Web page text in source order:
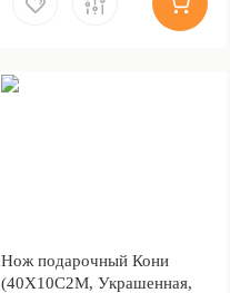
Нож подарочный Кони
(40Х10С2М, Украшенная,